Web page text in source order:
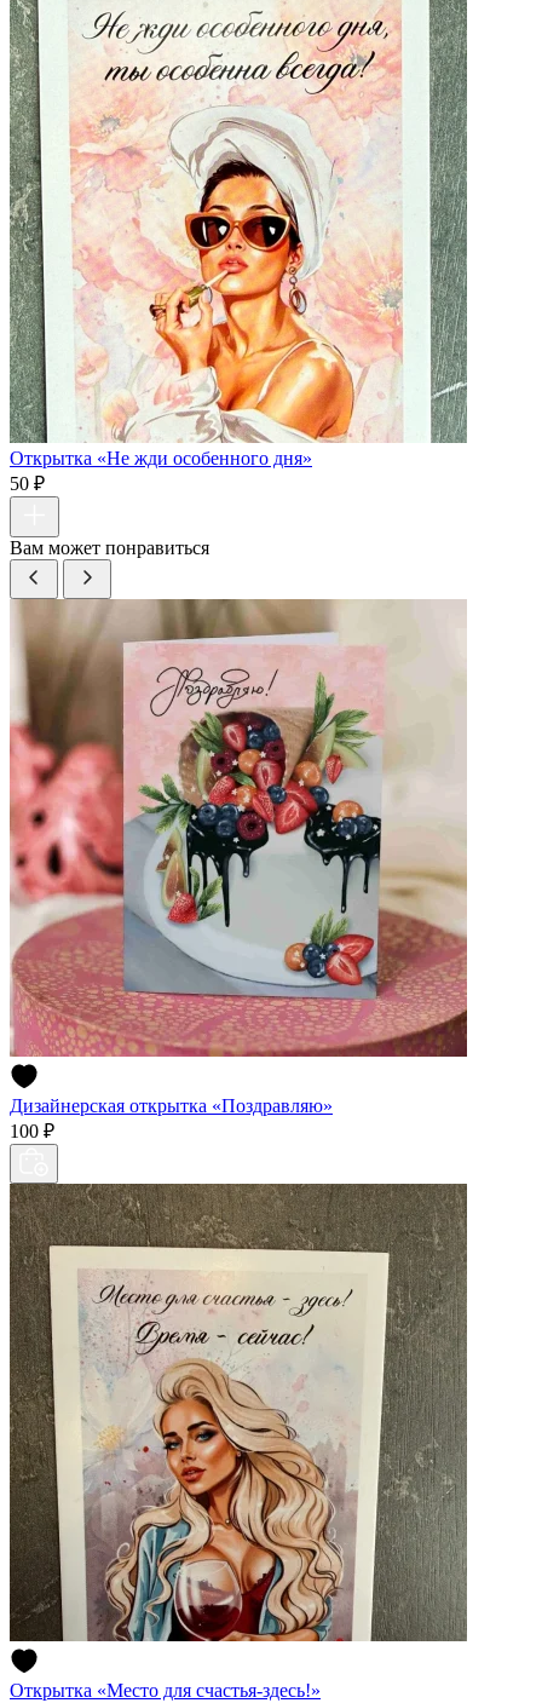
Открытка «Не жди особенного дня»
50 ₽
Вам может понравиться
Дизайнерская открытка «Поздравляю»
100 ₽
Открытка «Место для счастья-здесь!»